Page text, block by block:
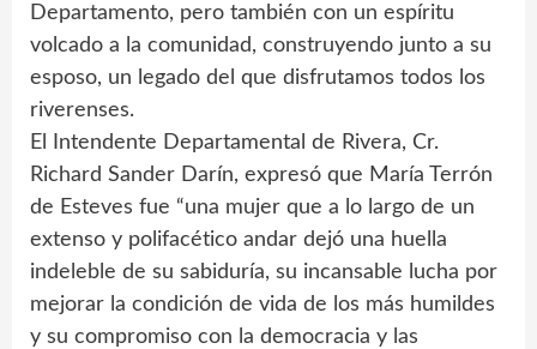
Departamento, pero también con un espíritu
volcado a la comunidad, construyendo junto a su
esposo, un legado del que disfrutamos todos los
riverenses.
El Intendente Departamental de Rivera, Cr.
Richard Sander Darín, expresó que María Terrón
de Esteves fue “una mujer que a lo largo de un
extenso y polifacético andar dejó una huella
indeleble de su sabiduría, su incansable lucha por
mejorar la condición de vida de los más humildes
y su compromiso con la democracia y las